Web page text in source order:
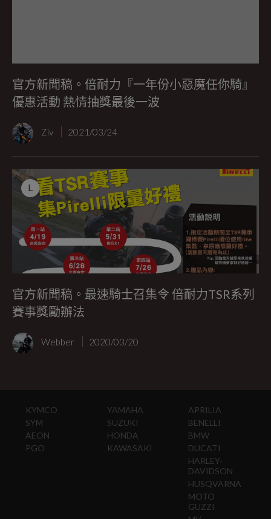
官方新聞稿。倍耐力『一年份小惡魔任你騎』
優惠活動 熱情抽獎最後一波
Ziv 2021/03/24
L
官方新聞稿。最速騎士召集令 倍耐力TSR系列
賽事獎勵辦法
Webber 2020/03/20
KYMCO
SYM
AEON
PGO
YAMAHA
SUZUKI
HONDA
KAWASAKI
APRILIA
BENELLI
BMW
DUCATI
HARLEY-
DAVIDSON
HUSQVARNA
MOTO
GUZZI